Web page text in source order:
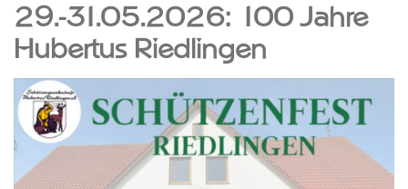
29.-31.05.2026: 100 Jahre
Hubertus Riedlingen